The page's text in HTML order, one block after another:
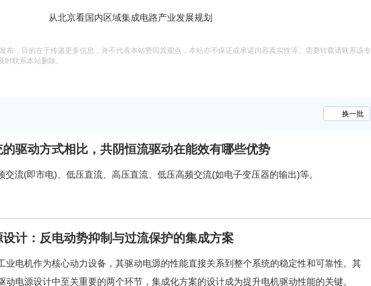
从北京看国内区域集成电路产业发展规划
布，目的在于传递更多信息，并不代表本站赞同其观点，本站亦不保证或承诺内容真实性等。需要转载请联系该专
联系本站删除。
换一批
的驱动方式相比，共阴恒流驱动在能效有哪些优势
流(即市电)、低压直流、高压直流、低压高频交流(如电子变压器的输出)等。
计：反电动势抑制与过流保护的集成方案
业电机作为核心动力设备，其驱动电源的性能直接关系到整个系统的稳定性和可靠性。其
电源设计中至关重要的两个环节，集成化方案的设计成为提升电机驱动性能的关键。